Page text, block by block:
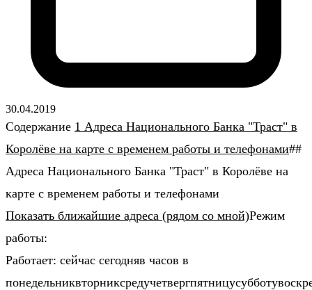
30.04.2019
Содержание 1 Адреса Национального Банка "Траст" в
Королёве на карте с временем работы и телефонами##
Адреса Национального Банка "Траст" в Королёве на
карте с временем работы и телефонами
Показать ближайшие адреса (рядом со мной)Режим
работы:
Работает: сейчас сегодняв часов в